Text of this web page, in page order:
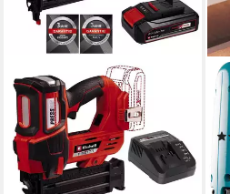
EINHELL
Nagler Akku-Nagler FIXETTO
18/50 N 18V 60 Schuss/min,
max. 50 mm Nagellänge
219,99 €
lieferbar - in 3-4 Werktagen bei dir